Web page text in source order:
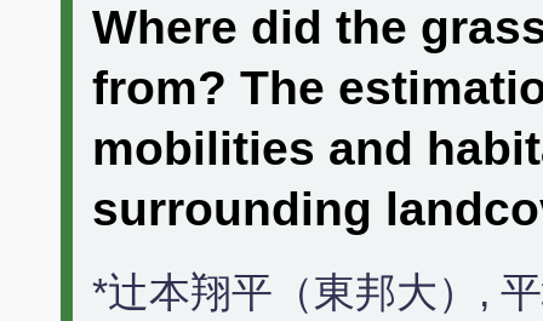
Where did the
from? The
mobilities and
surrounding
*辻本翔平（東邦大）,